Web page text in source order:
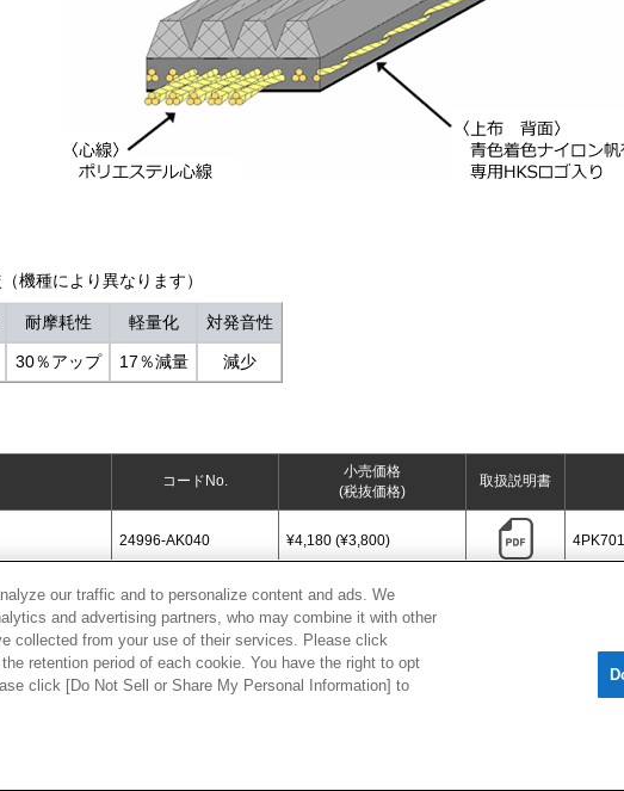
機種により異なります）
耐摩耗性 軽量化 対発音性
30％アップ 17％減量 減少
コードNo.
小売価格
(税抜価格)
取扱説明書
24996-AK040 ¥4,180 (¥3,800)
[CLOSE]
our traffic and to personalize content and ads. We
and advertising partners, who may combine it with other
collected from your use of their services. Please click
retention period of each cookie. You have the right to opt
click [Do Not Sell or Share My Personal Information] to